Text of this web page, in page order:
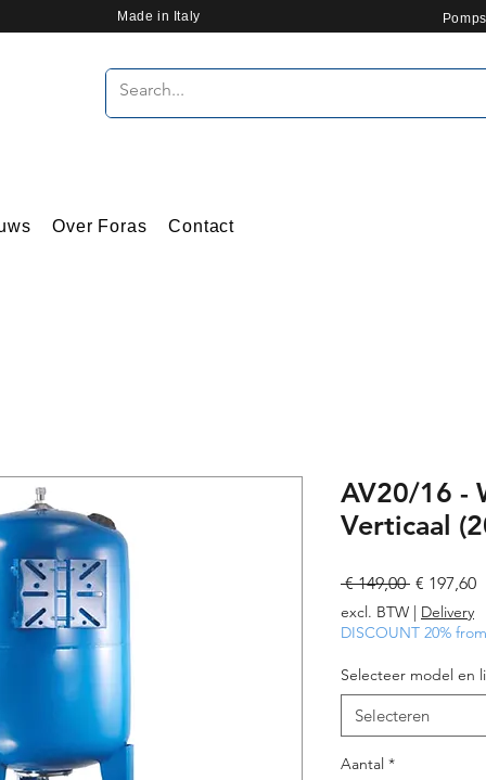
Made in Italy
Over Foras Contact
AV20/16 -
Verticaal
€ 149,00 Normale
prijs
€ 197,60
excl. BTW | Delivery
DISCOUNT 20%
Selecteer model en
Selecteren
Aantal *